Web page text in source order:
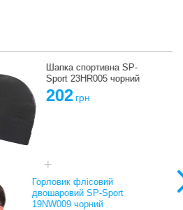
Шапка спортивна SP-
Sport 23HR005 чорний
202грн
Горловик флісовий
двошаровий SP-Sport
19NW009 чорний